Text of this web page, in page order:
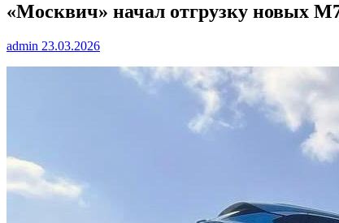
«Москвич» начал отгрузку новых
admin 23.03.2026